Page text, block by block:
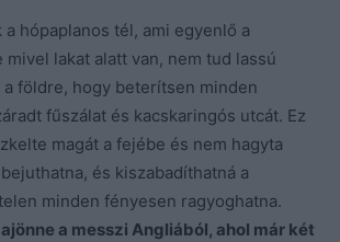
hópaplanos tél, ami egyenlő a
mivel lakat alatt van, nem tud lassú
földre, hogy beterítsen minden
fűszálat és kacskaringós utcát. Ez
magát a fejébe és nem hagyta
és kiszabadíthatná a
minden fényesen ragyoghatna.
a messzi Angliából, ahol már két